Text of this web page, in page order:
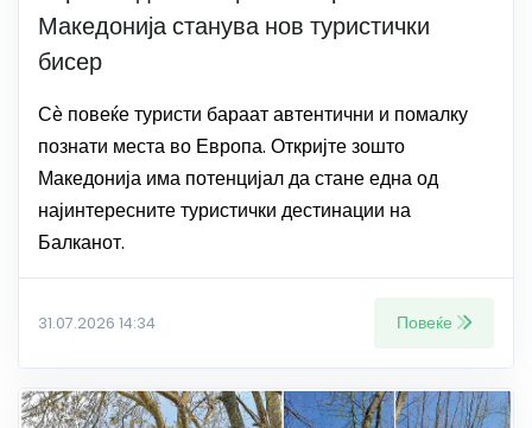
Македонија станува нов туристички
бисер
Сѐ повеќе туристи бараат автентични и помалку
познати места во Европа. Откријте зошто
Македонија има потенцијал да стане една од
најинтересните туристички дестинации на
Балканот.
31.07.2026 14:34 Повеќе